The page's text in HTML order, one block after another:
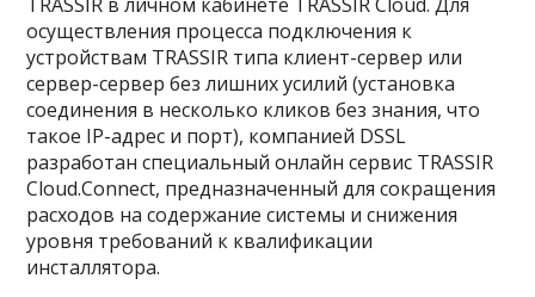
осуществления процесса подключения к
устройствам TRASSIR типа клиент-сервер или
сервер-сервер без лишних усилий (установка
соединения в несколько кликов без знания, что
такое IP-адрес и порт), компанией DSSL
разработан специальный онлайн сервис TRASSIR
Cloud.Connect, предназначенный для сокращения
расходов на содержание системы и снижения
уровня требований к квалификации
инсталлятора.